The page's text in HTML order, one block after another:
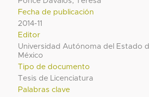
Fecha de publicación
2014-11
Editor
Universidad Autónoma del Estado
México
Tipo de documento
Tesis de Licenciatura
Palabras clave